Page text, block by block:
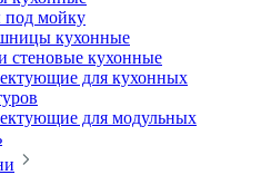
мойку
кухонные
стеновые кухонные
для кухонных
для модульных